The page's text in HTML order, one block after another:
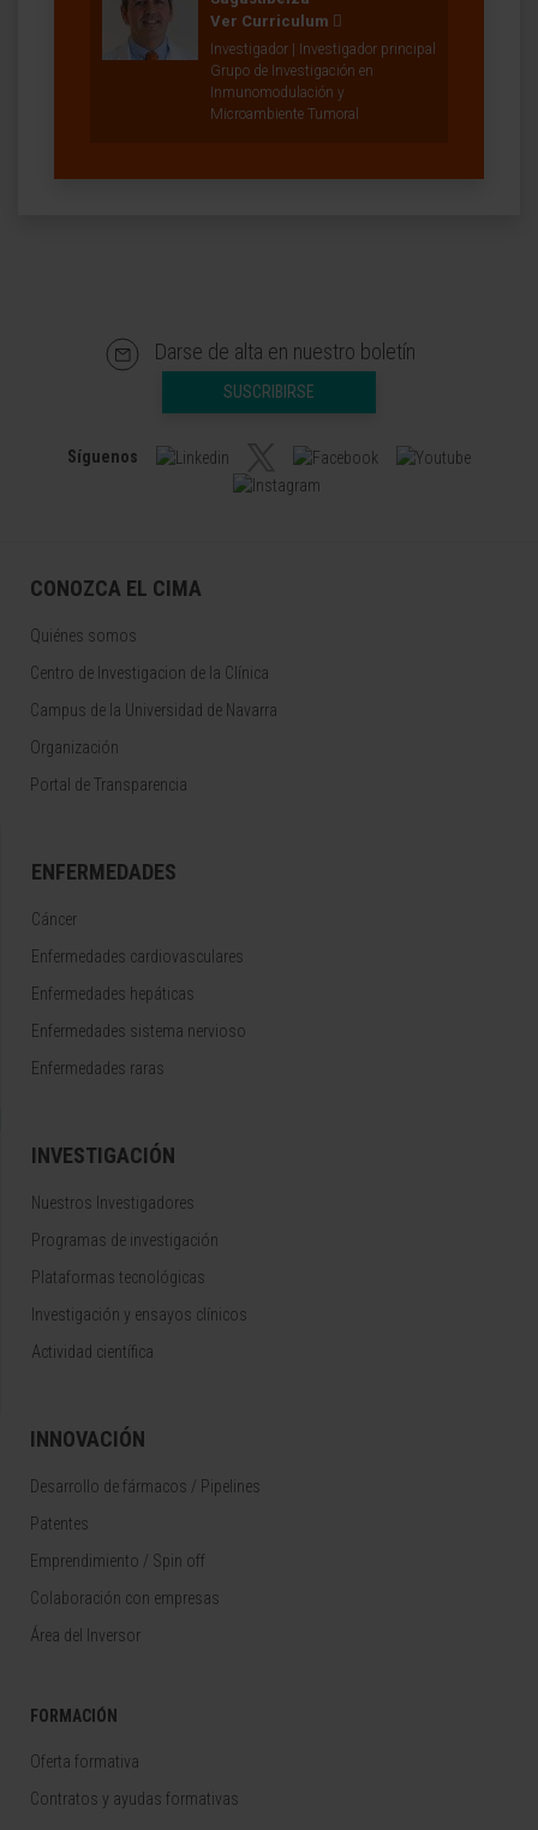
Ver Curriculum
Investigador | Investigador principal
Grupo de Investigación en
Inmunomodulación y
Microambiente Tumoral
Darse de alta en nuestro boletín
SUSCRIBIRSE
Síguenos
CONOZCA EL CIMA
Quiénes somos
Centro de Investigacion de la Clínica
Campus de la Universidad de Navarra
Organización
Portal de Transparencia
ENFERMEDADES
Cáncer
Enfermedades cardiovasculares
Enfermedades hepáticas
Enfermedades sistema nervioso
Enfermedades raras
INVESTIGACIÓN
Nuestros Investigadores
Programas de investigación
Plataformas tecnológicas
Investigación y ensayos clínicos
Actividad científica
INNOVACIÓN
Desarrollo de fármacos / Pipelines
Patentes
Emprendimiento / Spin off
Colaboración con empresas
Área del Inversor
FORMACIÓN
Oferta formativa
Contratos y ayudas formativas